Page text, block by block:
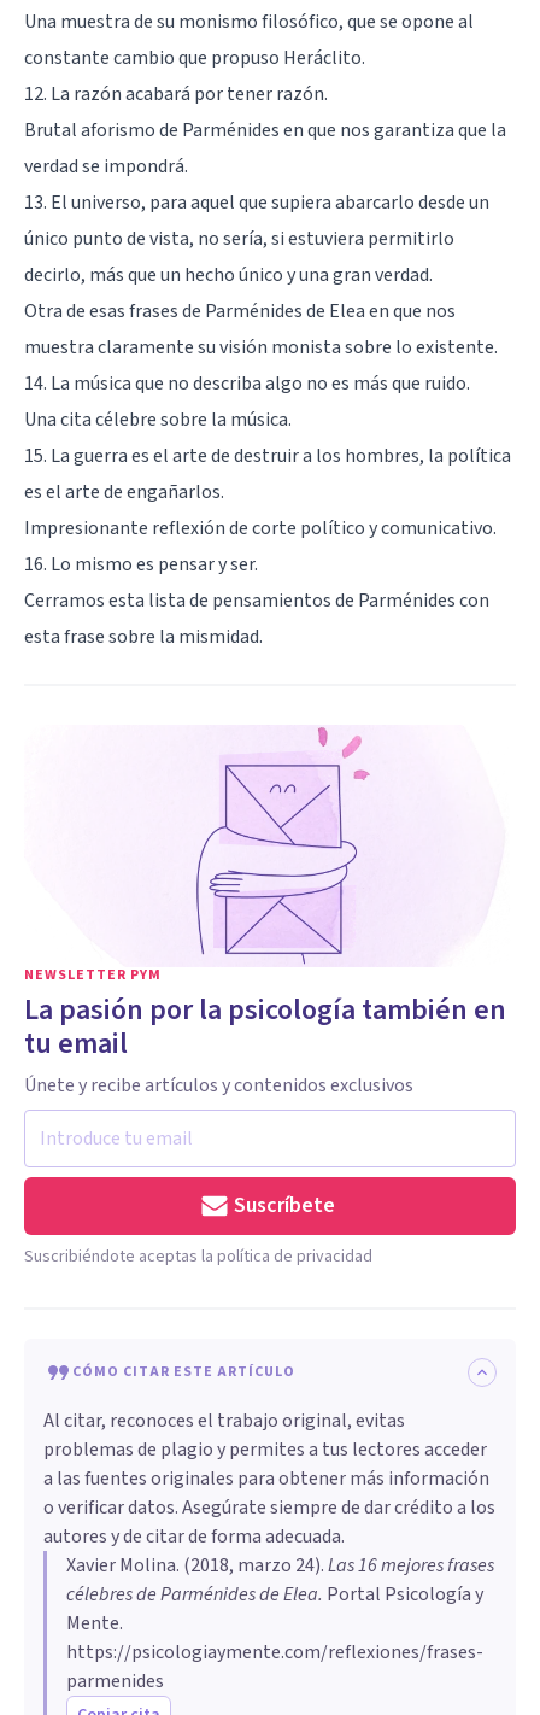
Una muestra de su monismo filosófico, quese opone al
constante cambio que propuso Heráclito.
12. La razón acabará por tener razón.
Brutal aforismo de Parménides en que nos garantiza que la
verdad se impondrá.
13. El universo, para aquel que supiera abarcarlo desde un
único punto de vista, no sería, si estuviera permitirlo
decirlo, más que un hecho único y una gran verdad.
Otra de esas frases de Parménides de Elea en que nos
muestra claramente su visión monista sobre lo existente.
14. La música que no describa algo no es más que ruido.
Unacita célebre sobre la música.
15. La guerra es el arte de destruir a los hombres, la política
es el arte de engañarlos.
Impresionante reflexión de corte político y comunicativo.
16. Lo mismo es pensar y ser.
Cerramos esta lista de pensamientos de Parménides con
esta frase sobre la mismidad.
NEWSLETTER PYM
La pasión por la psicología también en
tu email
Únete y recibe artículos y contenidos exclusivos
Suscríbete
Suscribiéndote aceptas la política de privacidad
CÓMO CITAR ESTE ARTÍCULO
Al citar, reconoces el trabajo original, evitas
problemas de plagio y permites a tus lectores acceder
a las fuentes originales para obtener más información
o verificar datos. Asegúrate siempre de dar crédito a los
autores y de citar de forma adecuada.
Xavier Molina. (2018, marzo 24).Las 16 mejores frases
célebres de Parménides de Elea. Portal Psicología y
Mente.
https://psicologiaymente.com/reflexiones/frases-
parmenides